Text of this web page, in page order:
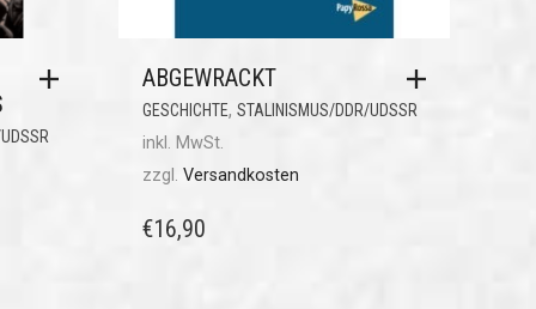
ABGEWRACKT
GESCHICHTE, STALINISMUS/DDR/UDSSR
inkl. MwSt.
zzgl. Versandkosten
€16,90